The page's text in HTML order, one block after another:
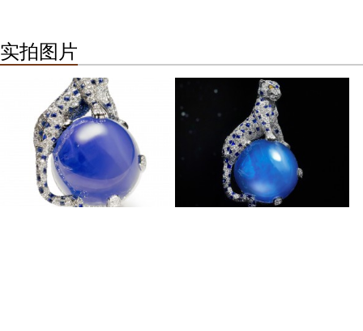
实拍图片